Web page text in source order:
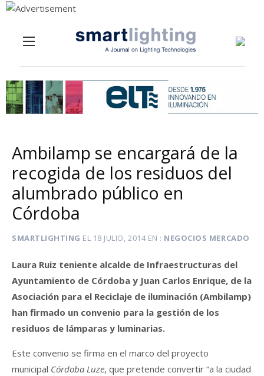
Ambilamp se encargará de la
recogida de los residuos del
alumbrado público en
Córdoba
SMARTLIGHTING EL 18 JULIO, 2014EN NEGOCIOS MERCADO
Laura Ruiz teniente alcalde de Infraestructuras del
Ayuntamiento de Córdoba y Juan Carlos Enrique, de la
Asociación para el Reciclaje de iluminación (Ambilamp)
han firmado un convenio para la gestión de los
residuos de lámparas y luminarias.
Este convenio se firma en el marco del proyecto
municipal Córdoba Luze, que pretende convertir “a la ciudad